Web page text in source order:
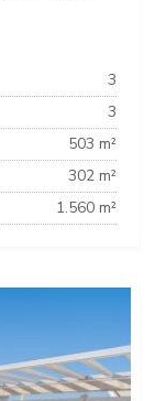
3
3
503 m²
302 m²
1.560 m²